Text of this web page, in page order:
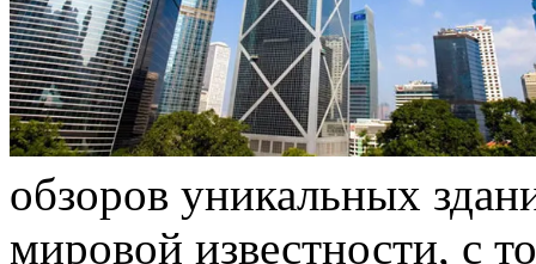
обзоров уникальных
мировой известности, с